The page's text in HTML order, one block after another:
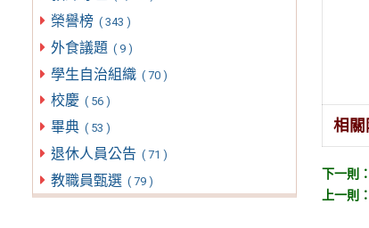
榮譽榜 ( 343 )
外食議題 ( 9 )
學生自治組織 ( 70 )
校慶 ( 56 )
畢典 ( 53 )
退休人員公告 ( 71 )
教職員甄選 ( 79 )
相關